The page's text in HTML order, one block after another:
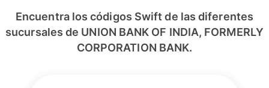
Encuentra los códigos Swift de las diferentes
sucursales de UNION BANK OF INDIA, FORMERLY
CORPORATION BANK.